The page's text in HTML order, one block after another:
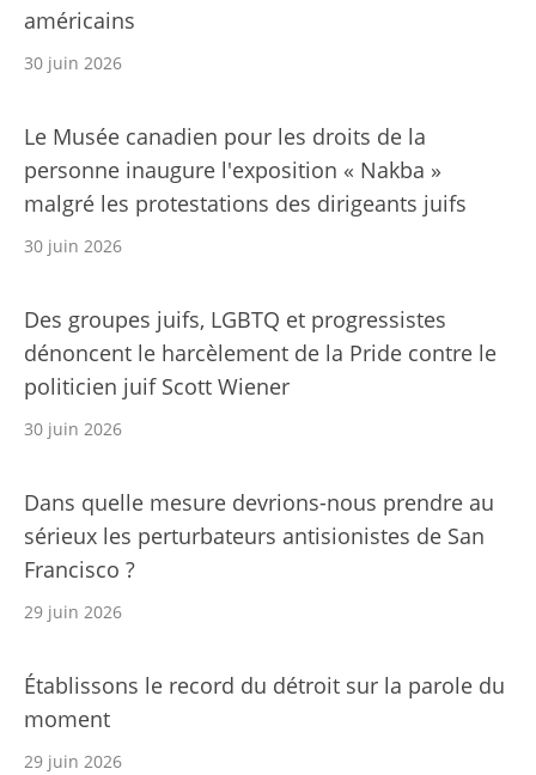
américains
30 juin 2026
Le Musée canadien pour les droits de la
personne inaugure l'exposition « Nakba »
malgré les protestations des dirigeants juifs
30 juin 2026
Des groupes juifs, LGBTQ et progressistes
dénoncent le harcèlement de la Pride contre le
politicien juif Scott Wiener
30 juin 2026
Dans quelle mesure devrions-nous prendre au
sérieux les perturbateurs antisionistes de San
Francisco ?
29 juin 2026
Établissons le record du détroit sur la parole du
moment
29 juin 2026